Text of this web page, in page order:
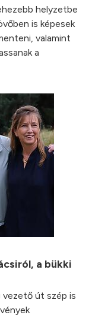
helyzetbe
is képesek
valamint
a
a bükki
vezető út szép is